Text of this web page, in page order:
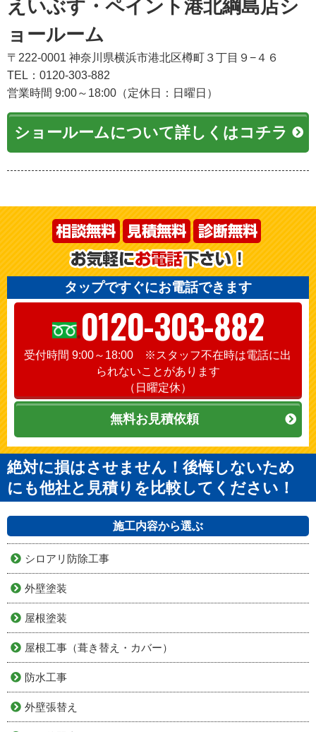
えいぶす・ペイント港北綱島店シ
ョールーム
〒222-0001 神奈川県横浜市港北区樽町３丁目９−４６
TEL：0120-303-882
営業時間 9:00～18:00（定休日：日曜日）
ショールームについて詳しくはコチラ
タップですぐにお電話できます
0120-303-882
受付時間 9:00～18:00 ※スタッフ不在時は電話に出
られないことがあります
（日曜定休）
無料お見積依頼
絶対に損はさせません！後悔しないため
にも他社と見積りを比較してください！
施工内容から選ぶ
シロアリ防除工事
外壁塗装
屋根塗装
屋根工事（葺き替え・カバー）
防水工事
外壁張替え